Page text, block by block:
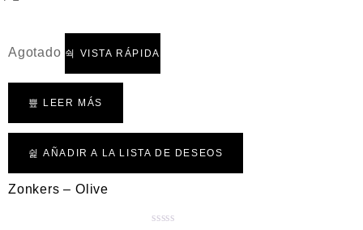
Agotado VISTA RÁPIDA
LEER MÁS
AÑADIR A LA LISTA DE DESEOS
Zonkers – Olive